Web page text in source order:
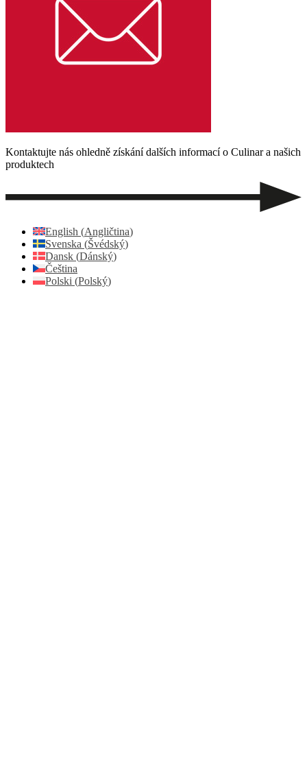
Kontaktujte nás ohledně získání dalších informací o Culinar a našich
produktech​
English (Angličtina)
Svenska (Švédský)
Dansk (Dánský)
Čeština
Polski (Polský)